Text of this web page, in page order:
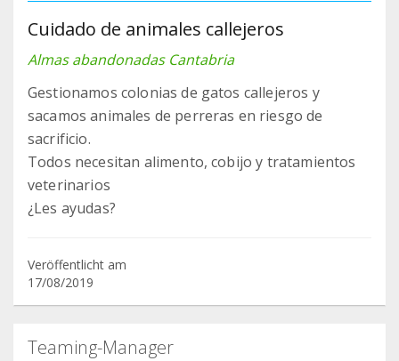
Cuidado de animales callejeros
Almas abandonadas Cantabria
Gestionamos colonias de gatos callejeros y
sacamos animales de perreras en riesgo de
sacrificio.
Todos necesitan alimento, cobijo y tratamientos
veterinarios
¿Les ayudas?
Veröffentlicht am
17/08/2019
Teaming-Manager